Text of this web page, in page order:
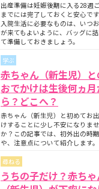
出産準備は妊娠後期に入る28週
までには完了しておくと安心です
入院生活に必要なものは、いつ
が来てもよいように、バッグに
て準備しておきましょう。
学ぶ
赤ちゃん（新生児）と
おでかけは生後何ヵ
ら？どこへ？
赤ちゃん（新生児）と初めてお
けすることに少し不安になりま
か？この記事では、初外出の時期
や、注意点について紹介します。
尋ねる
うちの子だけ？赤ち